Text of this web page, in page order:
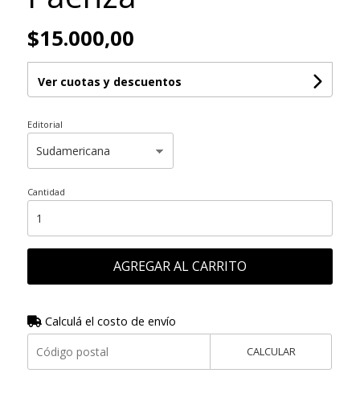
$15.000,00
Ver cuotas y descuentos
Editorial
Cantidad
AGREGAR AL CARRITO
Calculá el costo de envío
CALCULAR